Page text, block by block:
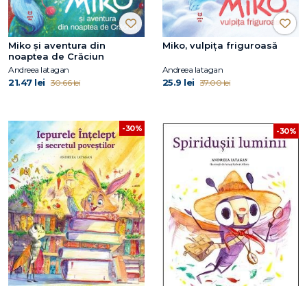
Miko și aventura din
noaptea de Crăciun
Andreea Iatagan
21.47 lei 30.66 lei
Miko, vulpița friguroasă
Andreea Iatagan
25.9 lei 37.00 lei
-30% -30%